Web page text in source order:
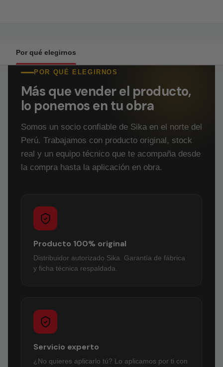
Por qué elegirnos
POR QUÉ ELEGIRNOS
Más que vender el producto,
lo ponemos en tu obra
Somos un socio confiable de Sika en el norte del
Perú. Trabajamos con producto original, stock
real y un equipo técnico que te acompaña desde
la compra hasta la aplicación en obra.
Producto 100% original
Distribuidor autorizado Sika. Garantía de fábrica
y ficha técnica respaldada.
Servicio experto
¿No quieres aplicarlo tú? Lo aplicamos por ti con